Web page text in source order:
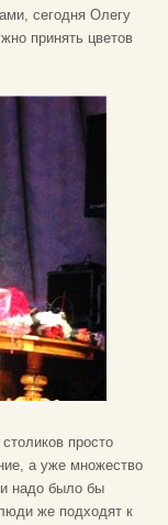
сегодня Олегу
принять цветов
просто
а уже множество
надо было бы
же подходят к